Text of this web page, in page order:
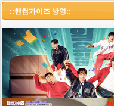
::냉면랩소디 1부::
::핸썸가이즈 방영::